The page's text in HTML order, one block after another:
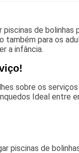
piscinas de bolinhas
também para os
a infância.
sobre os
Ideal entre
piscinas de